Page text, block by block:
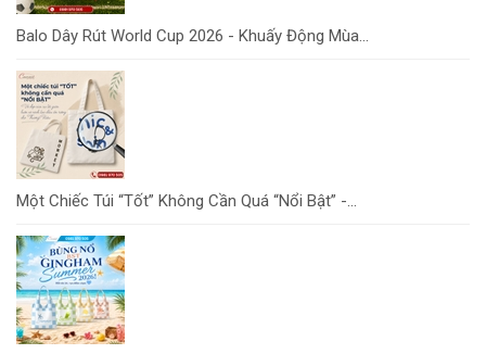
Balo Dây Rút World Cup 2026 - Khuấy Động Mùa...
Một Chiếc Túi “Tốt” Không Cần Quá “Nổi Bật” -...